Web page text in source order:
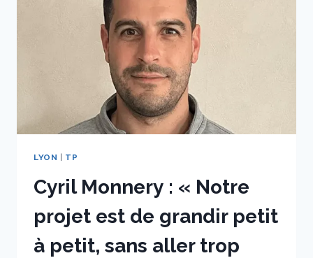
REPRISE
DES
GROS
CHANTIERS
SUR
LA
MÉTROPOLE »
LYON TP
Cyril Monnery : « Notre
projet est de grandir petit
à petit, sans aller trop